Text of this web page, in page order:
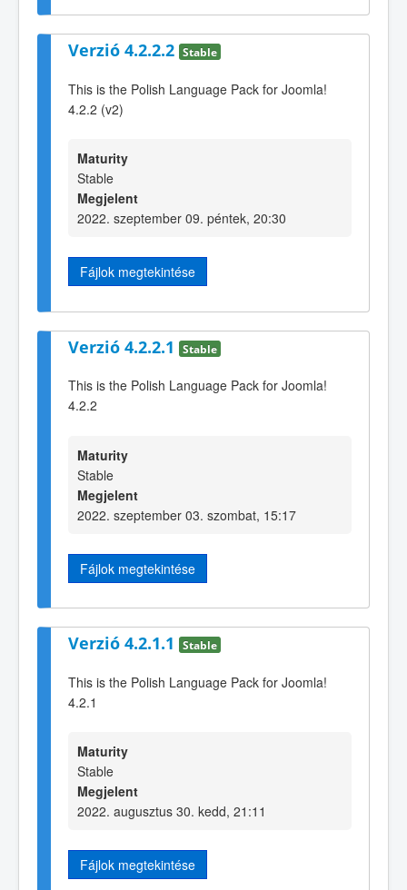
Verzió 4.2.2.2 Stable
This is the Polish Language Pack for Joomla!
4.2.2 (v2)
Maturity
Stable
Megjelent
2022. szeptember 09. péntek, 20:30
Fájlok megtekintése
Verzió 4.2.2.1 Stable
This is the Polish Language Pack for Joomla!
4.2.2
Maturity
Stable
Megjelent
2022. szeptember 03. szombat, 15:17
Fájlok megtekintése
Verzió 4.2.1.1 Stable
This is the Polish Language Pack for Joomla!
4.2.1
Maturity
Stable
Megjelent
2022. augusztus 30. kedd, 21:11
Fájlok megtekintése